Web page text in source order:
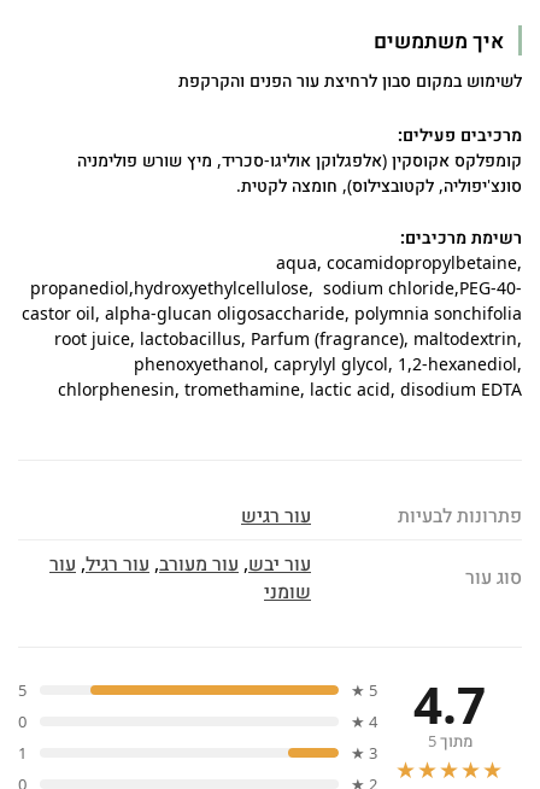
איך משתמשים
לשימוש במקום סבון לרחיצת עור הפנים והקרקפת
מרכיבים פעילים:
קומפלקס אקוסקין (אלפגלוקן אוליגו-סכריד, מיץ שורש פולימניה
סונצ'יפוליה, לקטובצילוס), חומצה לקטית.
רשימת מרכיבים:
aqua, cocamidopropylbetaine,
propanediol,hydroxyethylcellulose, sodium chloride,PEG-40-
castor oil, alpha-glucan oligosaccharide, polymnia sonchifolia
root juice, lactobacillus, Parfum (fragrance), maltodextrin,
phenoxyethanol, caprylyl glycol, 1,2-hexanediol,
chlorphenesin, tromethamine, lactic acid, disodium EDTA
פתרונות לבעיות עור רגיש
סוג עור עור יבש, עור מעורב, עור רגיל, עור
שומני
4.7
מתוך 5
★★★★★
5 ★
5
4 ★
0
3 ★
1
2 ★
0